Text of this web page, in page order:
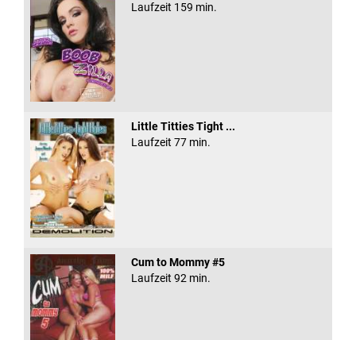
Laufzeit 159 min.
Little Titties Tight ...
Laufzeit 77 min.
Cum to Mommy #5
Laufzeit 92 min.